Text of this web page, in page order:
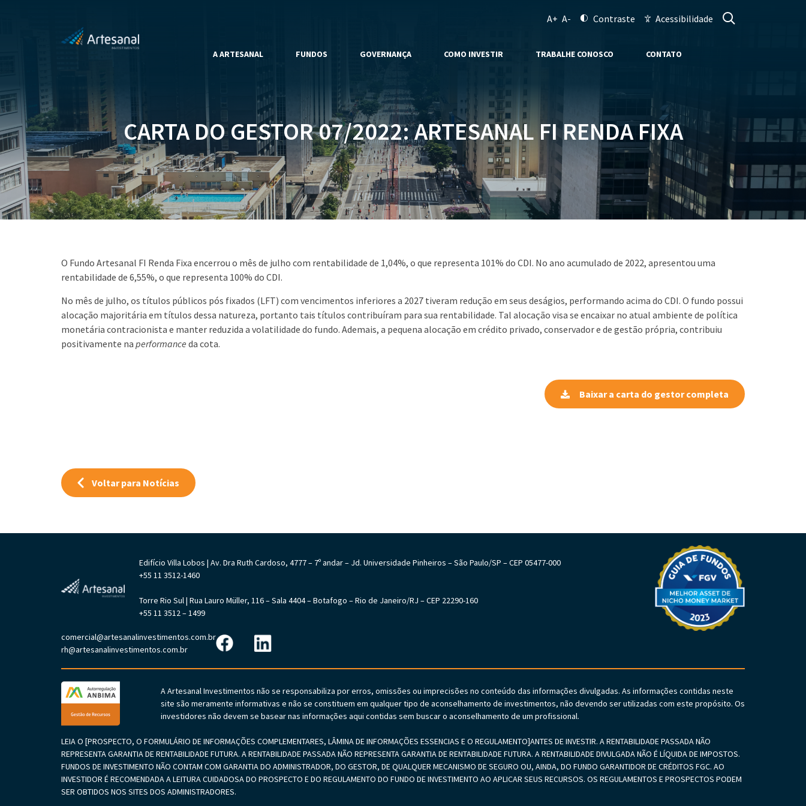
A+ A- Contraste Acessibilidade
A ARTESANAL FUNDOS GOVERNANÇA COMO INVESTIR TRABALHE CONOSCO CONTATO
CARTA DO GESTOR 07/2022: ARTESANAL FI RENDA FIXA
O Fundo Artesanal FI Renda Fixa encerrou o mês de julho com rentabilidade de 1,04%, o que representa 101% do CDI. No ano acumulado de 2022, apresentou uma
rentabilidade de 6,55%, o que representa 100% do CDI.
No mês de julho, os títulos públicos pós fixados (LFT) com vencimentos inferiores a 2027 tiveram redução em seus deságios, performando acima do CDI. O fundo possui
alocação majoritária em títulos dessa natureza, portanto tais títulos contribuíram para sua rentabilidade. Tal alocação visa se encaixar no atual ambiente de política
monetária contracionista e manter reduzida a volatilidade do fundo. Ademais, a pequena alocação em crédito privado, conservador e de gestão própria, contribuiu
positivamente na performance da cota.
Baixar a carta do gestor completa
Voltar para Notícias
Edifício Villa Lobos | Av. Dra Ruth Cardoso, 4777 – 7º andar – Jd. Universidade Pinheiros – São Paulo/SP – CEP 05477-000
+55 11 3512-1460
Torre Rio Sul | Rua Lauro Müller, 116 – Sala 4404 – Botafogo – Rio de Janeiro/RJ – CEP 22290-160
+55 11 3512 – 1499
comercial@artesanalinvestimentos.com.br
rh@artesanalinvestimentos.com.br
A Artesanal Investimentos não se responsabiliza por erros, omissões ou imprecisões no conteúdo das informações divulgadas. As informações contidas neste
site são meramente informativas e não se constituem em qualquer tipo de aconselhamento de investimentos, não devendo ser utilizadas com este propósito. Os
investidores não devem se basear nas informações aqui contidas sem buscar o aconselhamento de um profissional.
LEIA O [PROSPECTO, O FORMULÁRIO DE INFORMAÇÕES COMPLEMENTARES, LÂMINA DE INFORMAÇÕES ESSENCIAS E O REGULAMENTO]ANTES DE INVESTIR. A RENTABILIDADE PASSADA NÃO
REPRESENTA GARANTIA DE RENTABILIDADE FUTURA. A RENTABILIDADE PASSADA NÃO REPRESENTA GARANTIA DE RENTABILIDADE FUTURA. A RENTABILIDADE DIVULGADA NÃO É LÍQUIDA DE IMPOSTOS.
FUNDOS DE INVESTIMENTO NÃO CONTAM COM GARANTIA DO ADMINISTRADOR, DO GESTOR, DE QUALQUER MECANISMO DE SEGURO OU, AINDA, DO FUNDO GARANTIDOR DE CRÉDITOS FGC. AO
INVESTIDOR É RECOMENDADA A LEITURA CUIDADOSA DO PROSPECTO E DO REGULAMENTO DO FUNDO DE INVESTIMENTO AO APLICAR SEUS RECURSOS. OS REGULAMENTOS E PROSPECTOS PODEM
SER OBTIDOS NOS SITES DOS ADMINISTRADORES.